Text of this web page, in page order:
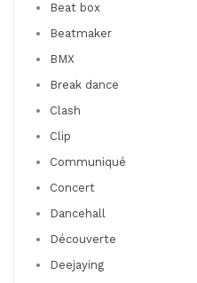
Beat box
Beatmaker
BMX
Break dance
Clash
Clip
Communiqué
Concert
Dancehall
Découverte
Deejaying